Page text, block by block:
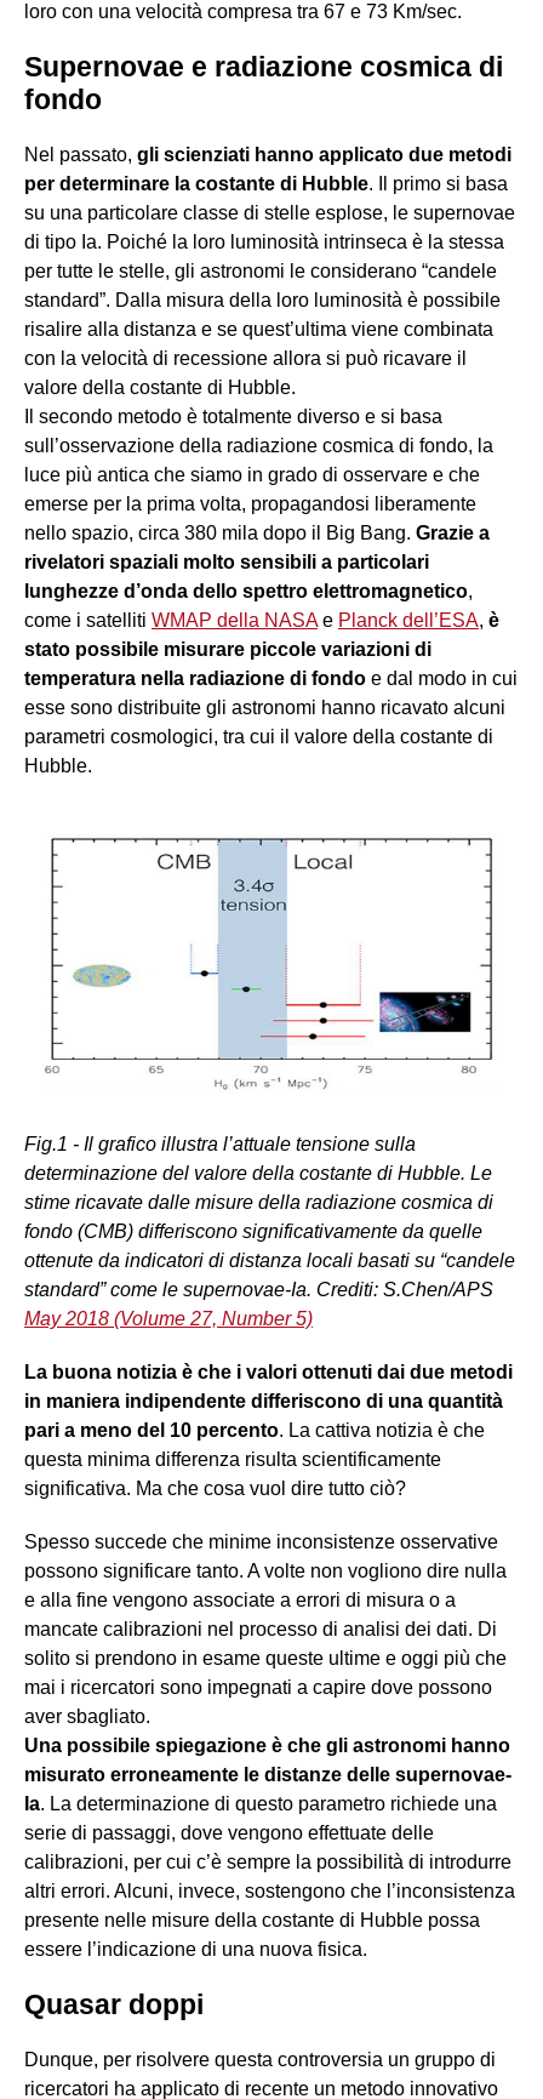
loro con una velocità compresa tra 67 e 73 Km/sec.
Supernovae e radiazione cosmica di
fondo
Nel passato, gli scienziati hanno applicato due metodi
per determinare la costante di Hubble. Il primo si basa
su una particolare classe di stelle esplose, le supernovae
di tipo Ia. Poiché la loro luminosità intrinseca è la stessa
per tutte le stelle, gli astronomi le considerano “candele
standard”. Dalla misura della loro luminosità è possibile
risalire alla distanza e se quest’ultima viene combinata
con la velocità di recessione allora si può ricavare il
valore della costante di Hubble.
Il secondo metodo è totalmente diverso e si basa
sull’osservazione della radiazione cosmica di fondo, la
luce più antica che siamo in grado di osservare e che
emerse per la prima volta, propagandosi liberamente
nello spazio, circa 380 mila dopo il Big Bang. Grazie a
rivelatori spaziali molto sensibili a particolari
lunghezze d’onda dello spettro elettromagnetico,
come i satelliti WMAP della NASAe Planck dell’ESA, è
stato possibile misurare piccole variazioni di
temperatura nella radiazione di fondo e dal modo in cui
esse sono distribuite gli astronomi hanno ricavato alcuni
parametri cosmologici, tra cui il valore della costante di
Hubble.
Fig.1 - Il grafico illustra l’attuale tensione sulla
determinazione del valore della costante di Hubble. Le
stime ricavate dalle misure della radiazione cosmica di
fondo (CMB) differiscono significativamente da quelle
ottenute da indicatori di distanza locali basati su “candele
standard” come le supernovae-Ia. Crediti: S.Chen/APS
May 2018 (Volume 27, Number 5)
La buona notizia è che i valori ottenuti dai due metodi
in maniera indipendente differiscono di una quantità
pari a meno del 10 percento. La cattiva notizia è che
questa minima differenza risulta scientificamente
significativa. Ma che cosa vuol dire tutto ciò?
Spesso succede che minime inconsistenze osservative
possono significare tanto. A volte non vogliono dire nulla
e alla fine vengono associate a errori di misura o a
mancate calibrazioni nel processo di analisi dei dati. Di
solito si prendono in esame queste ultime e oggi più che
mai i ricercatori sono impegnati a capire dove possono
aver sbagliato.
Una possibile spiegazione è che gli astronomi hanno
misurato erroneamente le distanze delle supernovae-
Ia. La determinazione di questo parametro richiede una
serie di passaggi, dove vengono effettuate delle
calibrazioni, per cui c’è sempre la possibilità di introdurre
altri errori. Alcuni, invece, sostengono che l’inconsistenza
presente nelle misure della costante di Hubble possa
essere l’indicazione di una nuova fisica.
Quasar doppi
Dunque, per risolvere questa controversia un gruppo di
ricercatori ha applicato di recente un metodo innovativo